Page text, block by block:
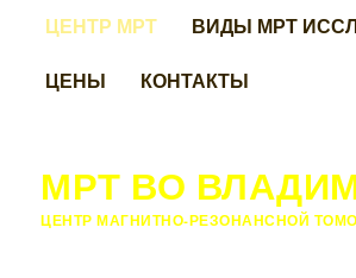
ЦЕНТР МРТ
ВИДЫ МРТ
ЦЕНЫ
КОНТАКТЫ
МРТ ВО
ЦЕНТР МАГНИТНО-РЕЗОНАНСНОЙ